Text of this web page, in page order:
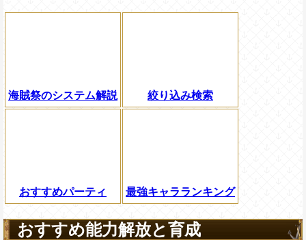
海賊祭のシステム解説 絞り込み検索
おすすめパーティ 最強キャラランキング
おすすめ能力解放と育成